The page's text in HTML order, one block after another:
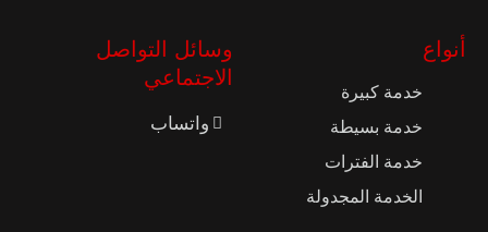
أنواع
خدمة كبيرة
خدمة بسيطة
خدمة الفترات
الخدمة المجدولة
وسائل التواصل
الاجتماعي
واتساب